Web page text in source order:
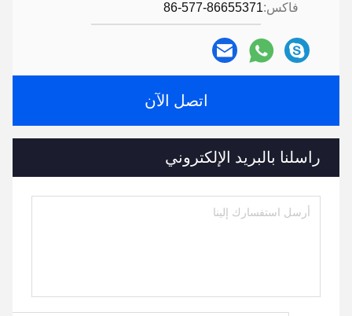
فاكس:86-577-86655371
اتصل الآن
راسلنا بالبريد الإلكتروني